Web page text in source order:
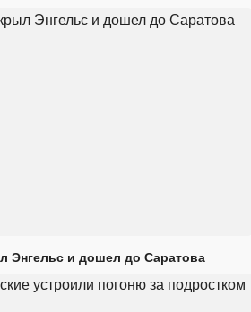
Энгельс и дошел до Саратова